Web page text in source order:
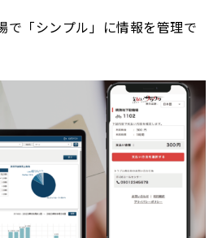
で「シンプル」に情報を管理で